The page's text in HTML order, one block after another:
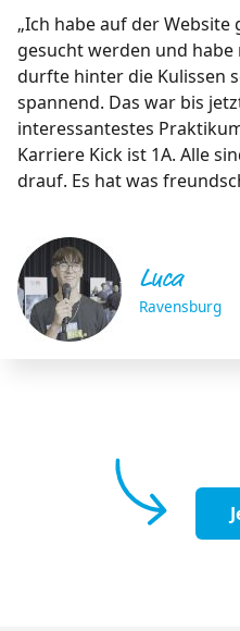
„Ich habe auf der
gesucht werden und
durfte hinter die Kulissen
spannend. Das war bis
interessantestes
Karriere Kick ist 1A. Alle
drauf. Es hat was
Luca
Ravensburg